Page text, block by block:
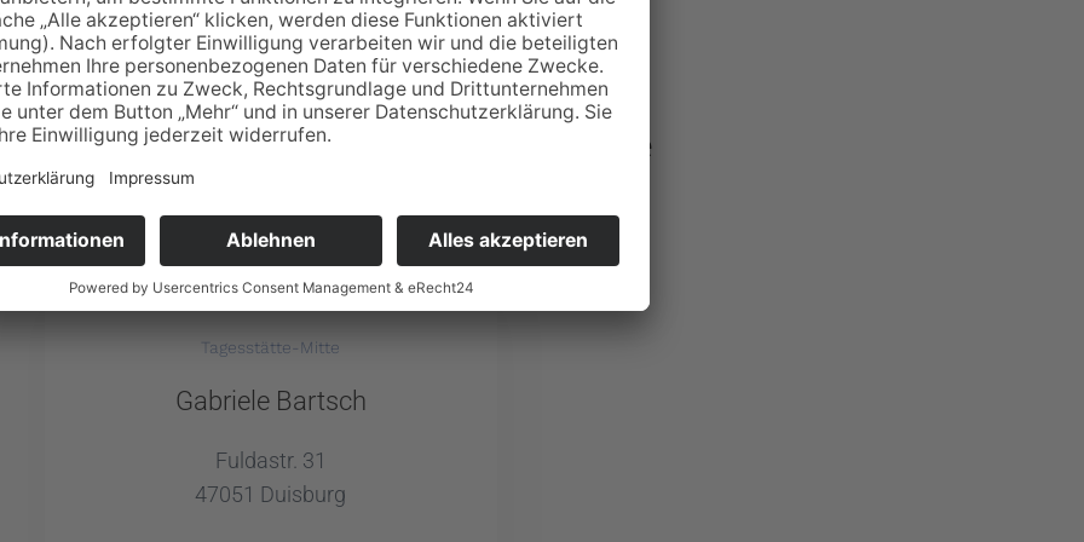
für die Tagesstätte Mitte
Tagesstätte-Mitte
Gabriele Bartsch
Fuldastr. 31
47051 Duisburg